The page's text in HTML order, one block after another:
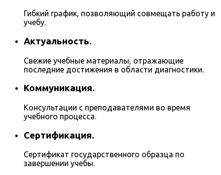
Гибкий график, позволяющий совмещать работу и
учебу.
Актуальность.
Свежие учебные материалы, отражающие
последние достижения в области диагностики.
Коммуникация.
Консультации с преподавателями во время
учебного процесса.
Сертификация.
Сертификат государственного образца по
завершении учебы.